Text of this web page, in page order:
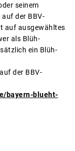
seinem
der BBV-
auf ausgewähltes
als Blüh-
ein Blüh-
der BBV-
bayern-blueht-